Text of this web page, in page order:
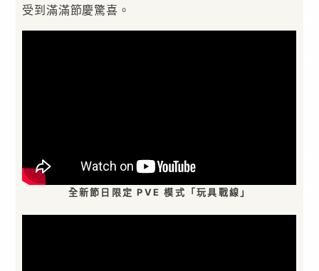
受到滿滿節慶驚喜。
全新節日限定 PVE 模式「玩具戰線」